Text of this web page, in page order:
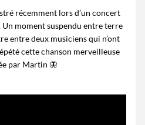
récemment lors d’un concert
Un moment suspendu entre terre
entre deux musiciens qui n’ont
cette chanson merveilleuse
par Martin 🦋